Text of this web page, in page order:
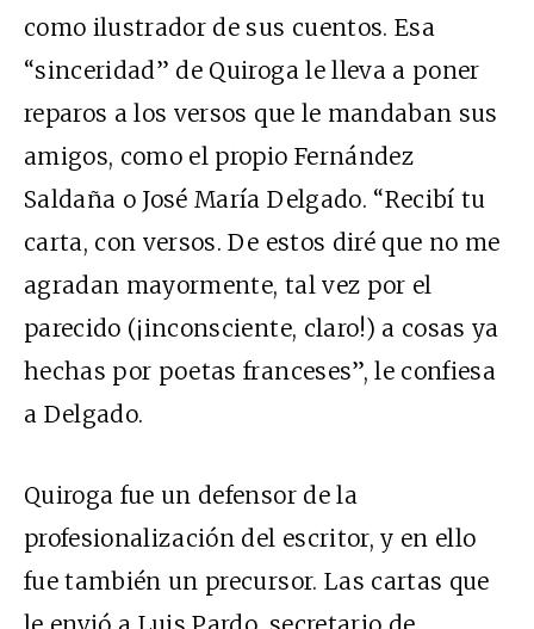
como ilustrador de sus cuentos. Esa
“sinceridad” de Quiroga le lleva a poner
reparos a los versos que le mandaban sus
amigos, como el propio Fernández
Saldaña o José María Delgado. “Recibí tu
carta, con versos. De estos diré que no me
agradan mayormente, tal vez por el
parecido (¡inconsciente, claro!) a cosas ya
hechas por poetas franceses”, le confiesa
a Delgado.
Quiroga fue un defensor de la
profesionalización del escritor, y en ello
fue también un precursor. Las cartas que